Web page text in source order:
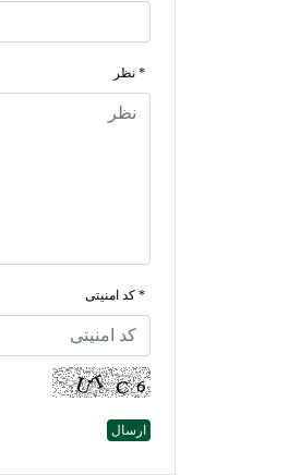
* نظر
* کد امنیتی